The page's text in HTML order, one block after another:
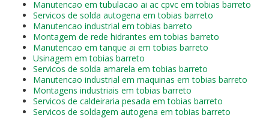
Manutencao em tubulacao ai ac cpvc em tobias barreto
Servicos de solda autogena em tobias barreto
Manutencao industrial em tobias barreto
Montagem de rede hidrantes em tobias barreto
Manutencao em tanque ai em tobias barreto
Usinagem em tobias barreto
Servicos de solda amarela em tobias barreto
Manutencao industrial em maquinas em tobias barreto
Montagens industriais em tobias barreto
Servicos de caldeiraria pesada em tobias barreto
Servicos de soldagem autogena em tobias barreto